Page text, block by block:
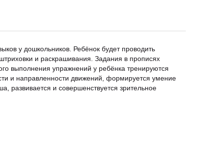
у дошкольников. Ребёнок будет проводить
и раскрашивания. Задания в прописях
выполнения упражнений у ребёнка тренируются
и направленности движений, формируется умение
развивается и совершенствуется зрительное